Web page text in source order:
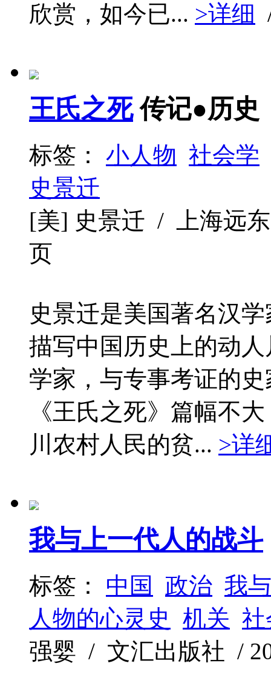
欣赏，如今已... >详细
王氏之死 传记●历史
标签： 小人物 社会学
史景迁
[美] 史景迁 / 上海远
页
史景迁是美国著名汉
描写中国历史上的动
学家，与专事考证的
《王氏之死》篇幅不
川农村人民的贫... >详
我与上一代人的战斗
标签： 中国 政治 我
人物的心灵史
机关 社
强婴 / 文汇出版社 /